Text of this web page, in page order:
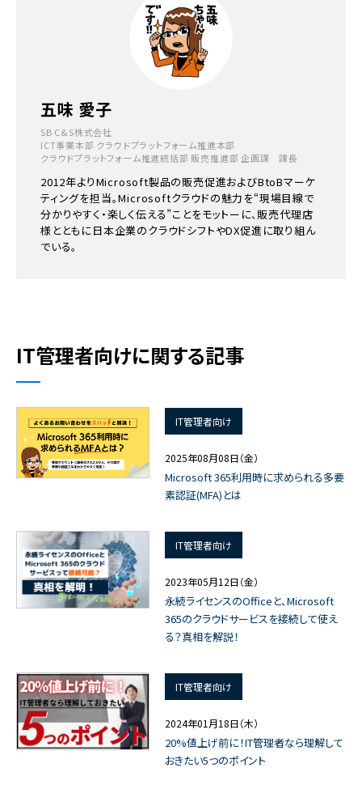
五味 愛子
SB C&S株式会社
ICT事業本部 クラウドプラットフォーム推進本部
クラウドプラットフォーム推進統括部 販売推進部 企画課 課長
2012年よりMicrosoft製品の販売促進およびBtoBマーケ
ティングを担当。Microsoftクラウドの魅力を“現場目線で
分かりやすく・楽しく伝える”ことをモットーに、販売代理店
様とともに日本企業のクラウドシフトやDX促進に取り組ん
でいる。
IT管理者向けに関する記事
IT管理者向け
2025年08月08日（金）
Microsoft 365利用時に求められる多要
素認証(MFA)とは
IT管理者向け
2023年05月12日（金）
永続ライセンスのOfficeと、Microsoft
365のクラウドサービスを接続して使え
る？真相を解説！
IT管理者向け
2024年01月18日（木）
20%値上げ前に！IT管理者なら理解して
おきたい5つのポイント